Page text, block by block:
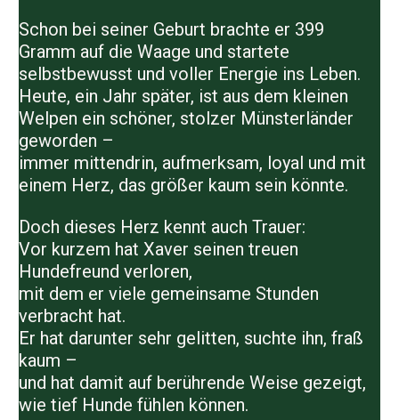
Schon bei seiner Geburt brachte er 399
Gramm auf die Waage und startete
selbstbewusst und voller Energie ins Leben.
Heute, ein Jahr später, ist aus dem kleinen
Welpen ein schöner, stolzer Münsterländer
geworden –
immer mittendrin, aufmerksam, loyal und mit
einem Herz, das größer kaum sein könnte.
Doch dieses Herz kennt auch Trauer:
Vor kurzem hat Xaver seinen treuen
Hundefreund verloren,
mit dem er viele gemeinsame Stunden
verbracht hat.
Er hat darunter sehr gelitten, suchte ihn, fraß
kaum –
und hat damit auf berührende Weise gezeigt,
wie tief Hunde fühlen können.